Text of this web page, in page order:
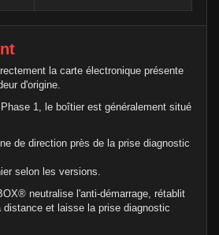
la carte électronique présente
d'origine.
1, le boîtier est généralement situé
de direction près de la prise diagnostic
selon les versions.
neutralise l'anti-démarrage, rétablit
distance et laisse la prise diagnostic